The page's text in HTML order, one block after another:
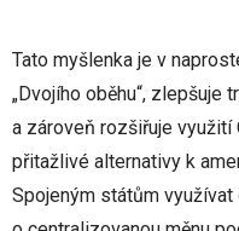
Tato myšlenka je v
„Dvojího oběhu“, zlepšuje
a zároveň rozšiřuje využití
přitažlivé alternativy k
Spojeným státům